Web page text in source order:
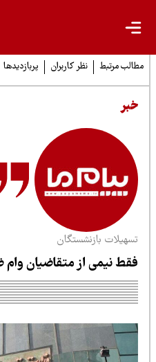
مرتبط نظر کاربران پربازدیدها
بازنشستگان
نیمی از متقاضیان وام